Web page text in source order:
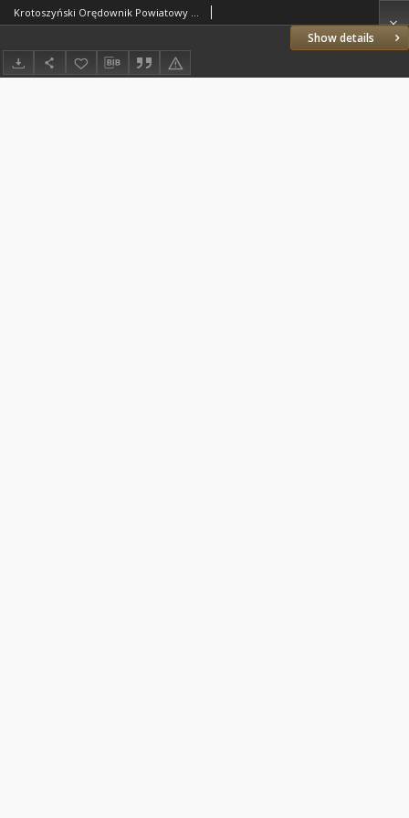
Show details
Krotoszyński Orędownik Powiatowy 1937.10.31 R.62 Nr87